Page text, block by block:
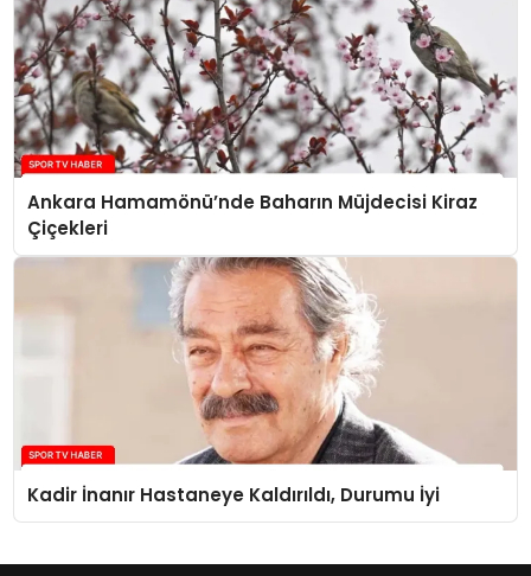
Ankara Hamamönü’nde Baharın Müjdecisi Kiraz
Çiçekleri
Kadir İnanır Hastaneye Kaldırıldı, Durumu İyi